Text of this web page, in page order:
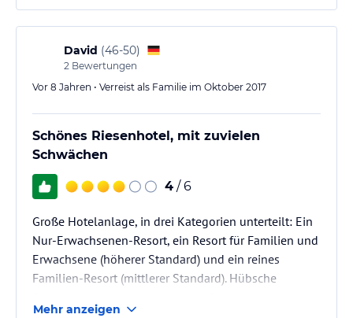
David (46-50)
2 Bewertungen
Vor 8 Jahren • Verreist als Familie im Oktober 2017
Schönes Riesenhotel, mit zuvielen
Schwächen
4 / 6
Große Hotelanlage, in drei Kategorien unterteilt: Ein
Nur-Erwachsenen-Resort, ein Resort für Familien und
Erwachsene (höherer Standard) und ein reines
Familien-Resort (mittlerer Standard). Hübsche
Mehr anzeigen